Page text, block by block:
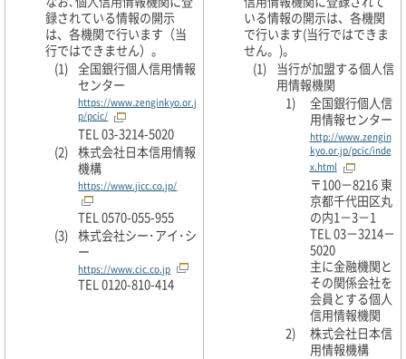
録されている情報の開示
は、各機関で行います（当
行ではできません）。
(1) 全国銀行個人信用情報
センター
https://www.zenginkyo.or.j
p/pcic/
TEL 03-3214-5020
(2) 株式会社日本信用情報
機構
https://www.jicc.co.jp/
TEL 0570-055-955
(3) 株式会社シー･アイ･シ
ー
https://www.cic.co.jp
TEL 0120-810-414
いる情報の開示は、各機関
で行います(当行ではできま
せん。)。
(1)
当行が加盟する個人信
用情報機関
1)
全国銀行個人信
用情報センター
http://www.zengin
kyo.or.jp/pcic/inde
x.html
〒100－8216 東
京都千代田区丸
の内1－3－1
TEL 03－3214－
5020
主に金融機関と
その関係会社を
会員とする個人
信用情報機関
2)
株式会社日本信
用情報機構